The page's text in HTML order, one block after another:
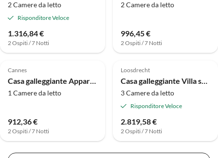
2 Camere da letto
Risponditore Veloce
1.316,84 €
2 Ospiti / 7 Notti
2 Camere da letto
996,45 €
2 Ospiti / 7 Notti
Cannes
Casa galleggiante Appartamento a Mandelieu-la-Napoule con piscina
1 Camere da letto
912,36 €
2 Ospiti / 7 Notti
Loosdrecht
Casa galleggiante Villa sull'acqua a Loosdrecht con terrazza
3 Camere da letto
Risponditore Veloce
2.819,58 €
2 Ospiti / 7 Notti